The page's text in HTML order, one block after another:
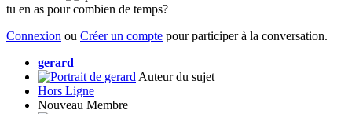
tu en as pour combien de temps?
Connexion ou Créer un compte pour participer à la conversation.
gerard
Auteur du sujet
Hors Ligne
Nouveau Membre